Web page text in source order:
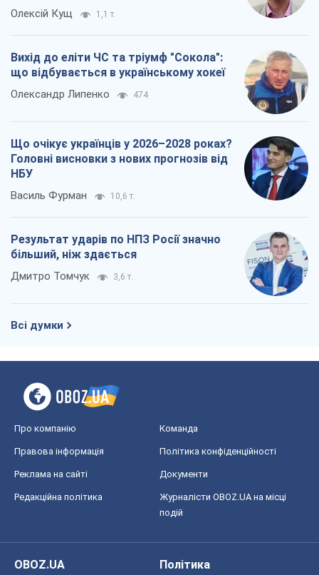
Олексій Кущ 1,1 т.
Вихід до еліти ЧС та тріумф "Сокола":
що відбувається в українському хокеї
Олександр Липенко 474
Що очікує українців у 2026–2028 роках?
Головні висновки з нових прогнозів від
НБУ
Василь Фурман 10,6 т.
Результат ударів по НПЗ Росії значно
більший, ніж здається
Дмитро Томчук 3,6 т.
Всі думки
Про компанію Команда
Правова інформація Політика конфіденційності
Реклама на сайті Документи
Редакційна політика
Журналісти OBOZ.UA на місці
подій
OBOZ.UA
Політика